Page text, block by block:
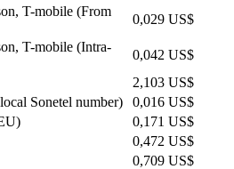
T-mobile (From
0,029 US$
T-mobile (Intra-
0,042 US$
2,103 US$
Sonetel number)
0,016 US$
0,171 US$
0,472 US$
0,709 US$